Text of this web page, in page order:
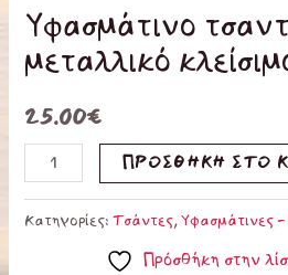
Υφασμάτινο
μεταλλικό
25.00€
ΠΡΟΣΘΉΚΗ ΣΤΟ
Κατηγορίες:Τσάντες,Υφασμάτινες
Πρόσθήκη στην